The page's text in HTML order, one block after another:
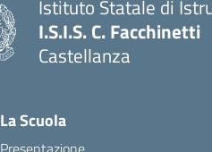
Istituto Statale di
I.S.I.S. C. Facchinetti
Castellanza
La Scuola